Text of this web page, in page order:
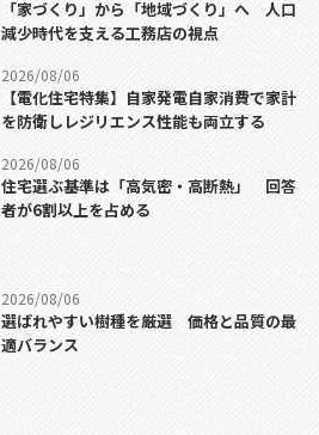
「家づくり」から「地域づくり」へ 人口
減少時代を支える工務店の視点
2026/08/06
【電化住宅特集】自家発電自家消費で家計
を防衛しレジリエンス性能も両立する
2026/08/06
住宅選ぶ基準は「高気密・高断熱」 回答
者が6割以上を占める
2026/08/06
選ばれやすい樹種を厳選 価格と品質の最
適バランス